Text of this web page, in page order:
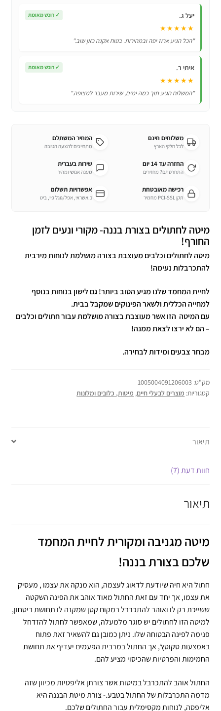
יעל ג. ✓ רוכש מאומת
★★★★★
"הכל הגיע ארוז יפה ובמהירות. בטוח אקנה כאן שוב."
איתי ר. ✓ רוכש מאומת
★★★★★
"המשלוח הגיע תוך כמה ימים, שירות מעבר למצופה."
משלוחים חינם
לכל חלקי הארץ
המחיר המשתלם
מתחייבים להצעה הטובה
החזרה עד 14 יום
התחרטתם? מחזירים
שירות בעברית
מענה אנושי ומהיר
רכישה מאובטחת
תקן PCI-SSL מחמיר
אפשרויות תשלום
כ.אשראי, אפל/גוגל פיי, ביט
מיטה לחתולים בצורת בננה- מקורי ונעים לזמן
החורף!
מיטה לחתולים וכלבים מעוצבת בצורה מושלמת לנוחות מירבית
להתכרבלות נעימה!
לחיית המחמד שלנו מגיע הטוב ביותר! גם לישון בנוחות בנוסף
למחייה הכללית ולשאר הפינוקים שמקבל בבית.
עם המיטה הזו אשר מעוצבת בצורה מושלמת עבור חתולים וכלבים
– הם לא ירצו לצאת ממנה!
מבחר צבעים ומידות לבחירה.
מק"ט: 1005004091206003
קטגוריות: מוצרים לבעלי חיים, מיטות, כלובים ומלונות
תיאור
חוות דעת (7)
תיאור
מיטה מגניבה ומקורית לחיית המחמד
שלכם בצורת בננה!
חתול היא חיה שיודעת לדאוג לעצמה, הוא מנקה את עצמו , מעסיק
את עצמו, אך יחד עם זאת החתול מאוד אוהב את הפינה השקטה
ששייכת רק לו ואוהב להתכרבל במקום קטן שמקנה לו תחושת ביטחון,
למיטה הזו לחתולים יש סוגר מלמעלה, שמאפשר לחתול להזדחל
פנימה לפינה הבטוחה שלו. ניתן כמובן גם להשאיר זאת פתוח
באמצעות סקוטץ’, אך החתול במרבית הפעמים יעדיף את תחושת
החמימות והפרטיות שהכיסוי מציע להם.
החתול אוהב להתכרבל במיטות אשר צורתן אליפטיות מכיוון שזה
מדמה התכרבלות של החתול בטבע.- צורת מיטת הבננה היא
אליפסה, לנוחות מקסימלית עבור החתולים שלכם.